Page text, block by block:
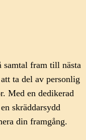
samtal fram till nästa
ta del av personlig
Med en dedikerad
skräddarsydd
din framgång.